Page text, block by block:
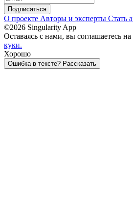
Подписаться
О проекте Авторы и эксперты Стать
©2026 Singularity App
Оставаясь с нами, вы соглашаетесь
куки.
Хорошо
Ошибка в тексте? Рассказать